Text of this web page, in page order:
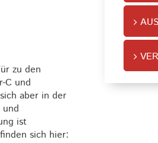
zu den
C und
aber in der
ist
sich hier: